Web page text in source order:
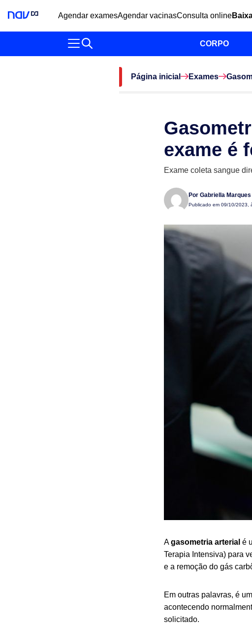
Agendar examesAgendar vacinasConsulta online
CORPO
Página inicial Exames
exame é
Exame coleta sangue
Por Gabriella Marques
Publicado em 09/10/2023,
Agasometria arterial é
Terapia Intensiva) para
e a remoção do gás
Em outras palavras, é
acontecendo
solicitado.